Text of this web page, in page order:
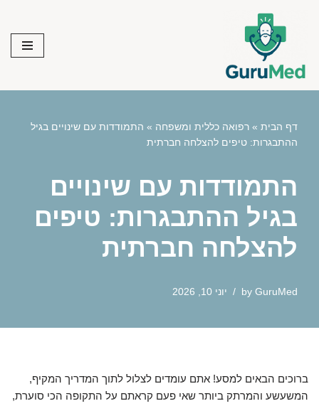
content
דף הבית » רפואה כללית ומשפחה » התמודדות עם שינויים בגיל
ההתבגרות: טיפים להצלחה חברתית
התמודדות עם שינויים
בגיל ההתבגרות: טיפים
להצלחה חברתית
by GuruMed יוני 10, 2026
ברוכים הבאים למסע! אתם עומדים לצלול לתוך המדריך המקיף,
המשעשע והמרתק ביותר שאי פעם קראתם על התקופה הכי סוערת,